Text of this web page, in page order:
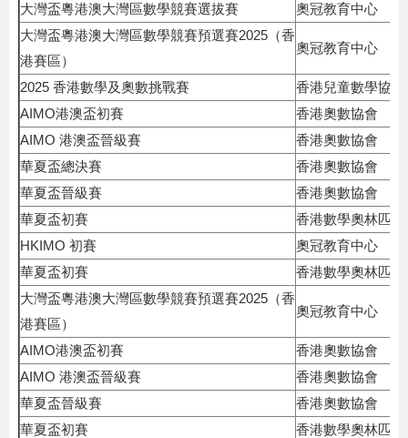
大灣盃粵港澳大灣區數學競賽選拔賽
奧冠教育中心
大灣盃粵港澳大灣區數學競賽預選賽2025（香
港賽區）
奧冠教育中心
2025 香港數學及奧數挑戰賽
香港兒童數學協會
AIMO港澳盃初賽
香港奧數協會
AIMO 港澳盃晉級賽
香港奧數協會
華夏盃總決賽
香港奧數協會
華夏盃晉級賽
香港奧數協會
華夏盃初賽
香港數學奧林匹
HKIMO 初賽
奧冠教育中心
華夏盃初賽
香港數學奧林匹
大灣盃粵港澳大灣區數學競賽預選賽2025（香
港賽區）
奧冠教育中心
AIMO港澳盃初賽
香港奧數協會
AIMO 港澳盃晉級賽
香港奧數協會
華夏盃晉級賽
香港奧數協會
華夏盃初賽
香港數學奧林匹